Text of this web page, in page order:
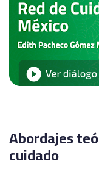
Abordajes
cuidado